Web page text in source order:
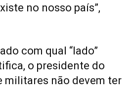
no nosso país”,
com qual “lado”
o presidente do
militares não devem ter